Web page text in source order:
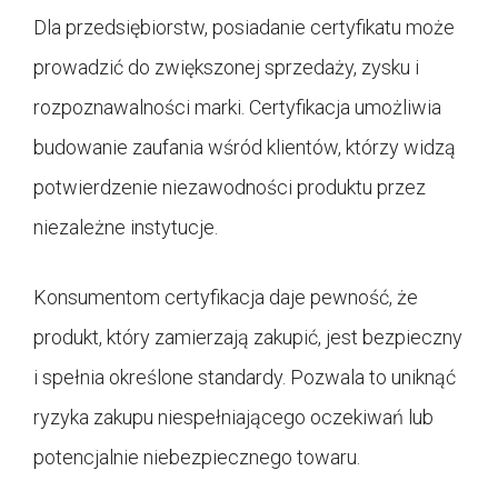
Dla przedsiębiorstw, posiadanie certyfikatu może
prowadzić do zwiększonej sprzedaży, zysku i
rozpoznawalności marki. Certyfikacja umożliwia
budowanie zaufania wśród klientów, którzy widzą
potwierdzenie niezawodności produktu przez
niezależne instytucje.
Konsumentom certyfikacja daje pewność, że
produkt, który zamierzają zakupić, jest bezpieczny
i spełnia określone standardy. Pozwala to uniknąć
ryzyka zakupu niespełniającego oczekiwań lub
potencjalnie niebezpiecznego towaru.